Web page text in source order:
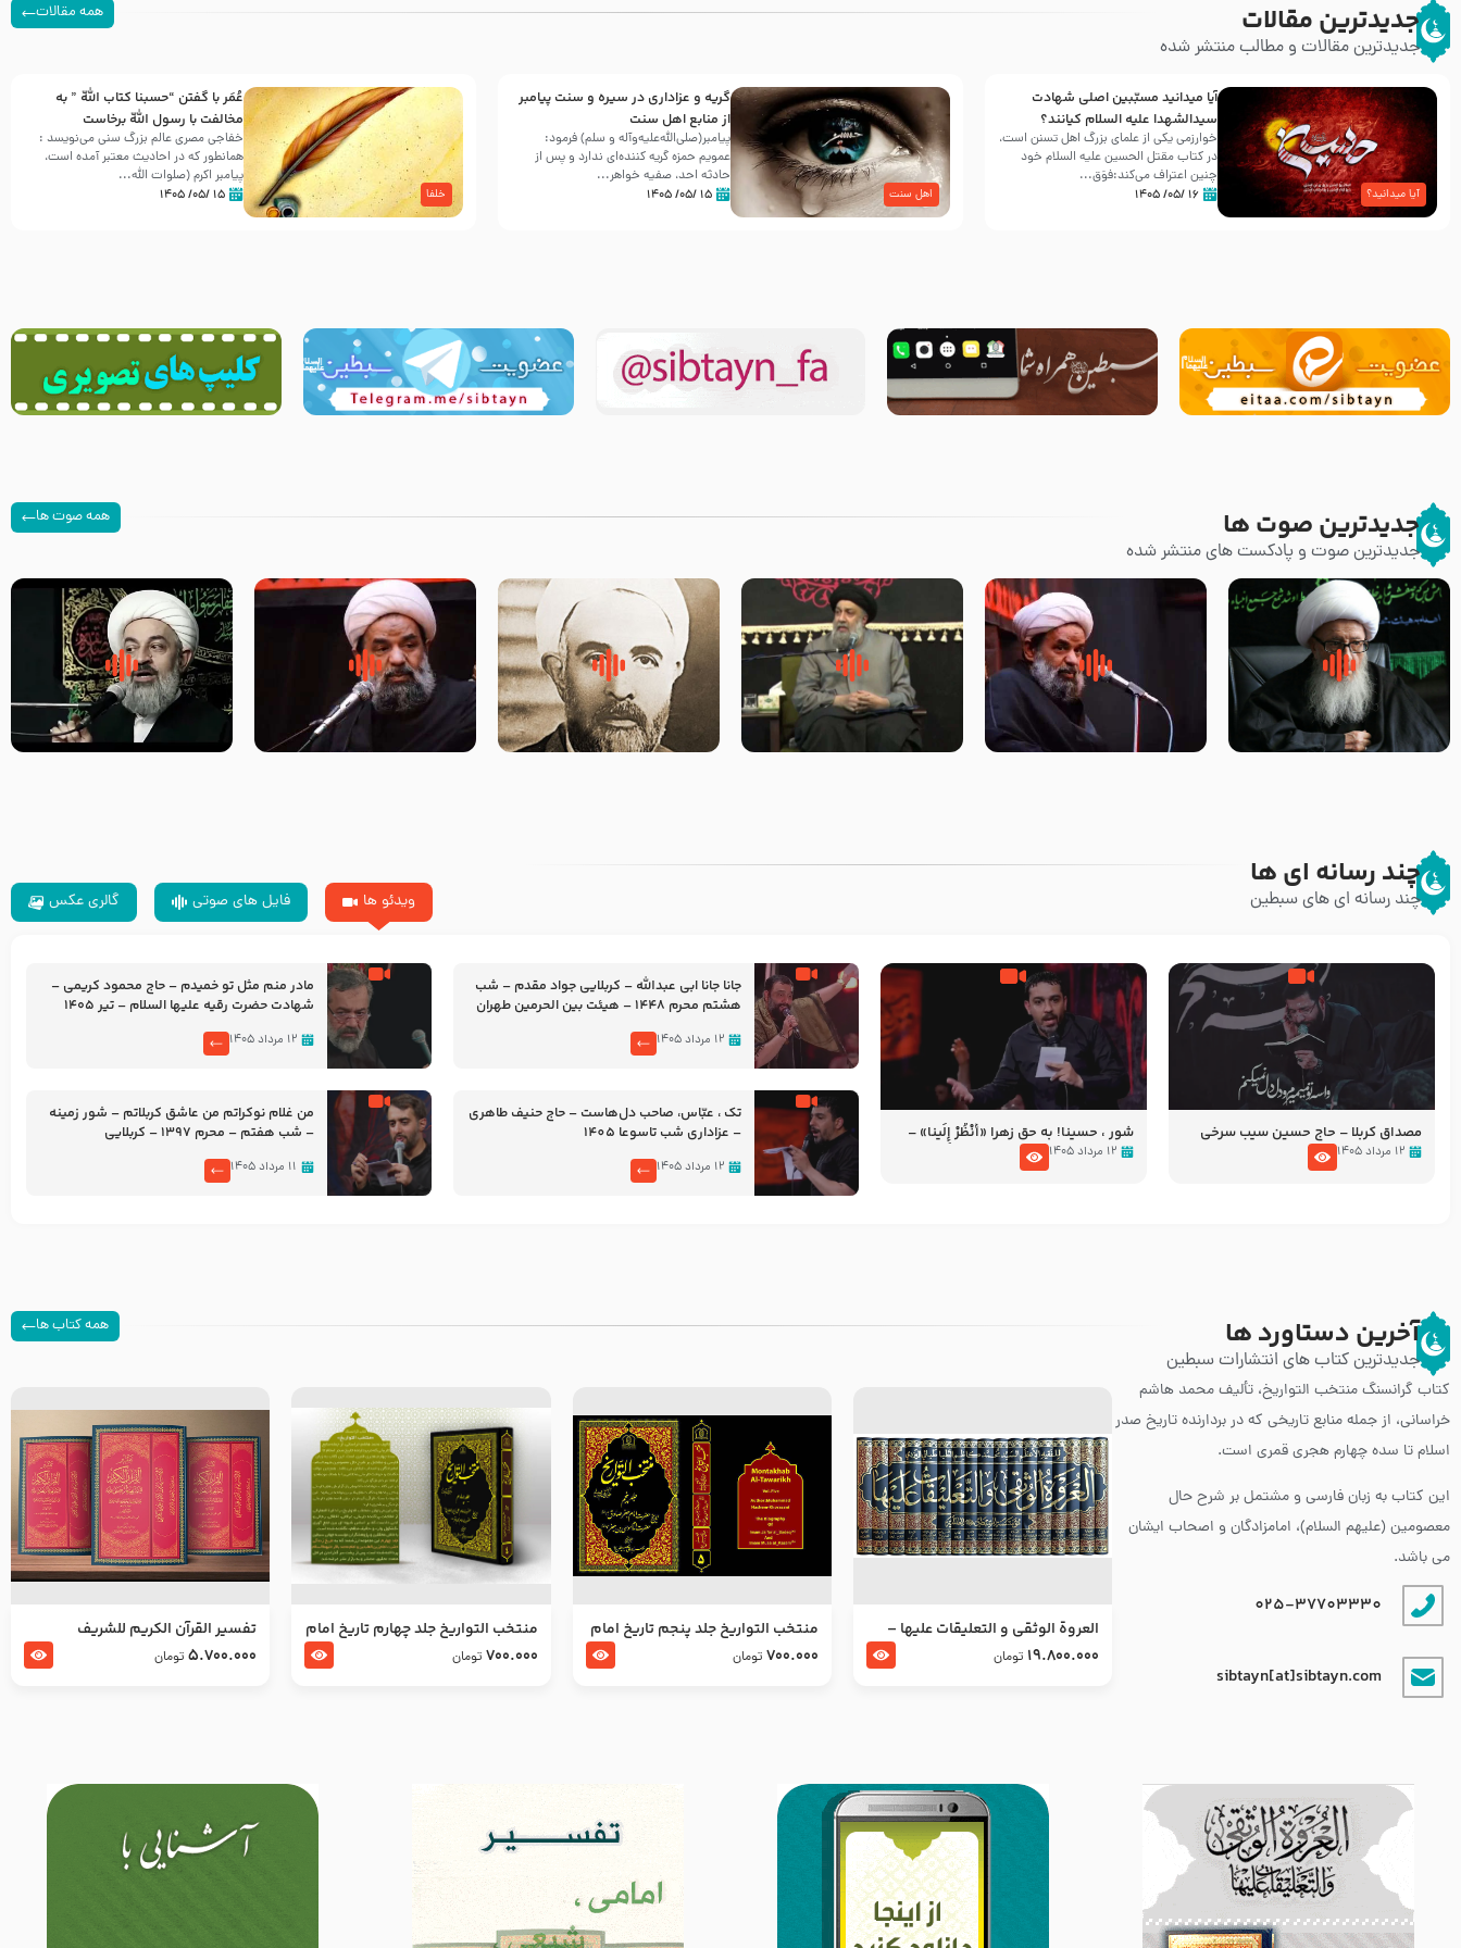
جدیدترین مقالات
جدیدترین مقالات و مطالب منتشر شده
همه مقالات
آیا میدانید؟
آیا میدانید مسبّبین اصلی شهادت
سیدالشهدا علیه ‌السلام کیانند؟
خوارزمی یکی از علمای بزرگ اهل تسنن است،
در کتاب مقتل الحسین علیه ‌السلام خود
چنین اعتراف می‌کند:فوَق...
۱۶ /۰۵/ ۱۴۰۵ اهل سنت
گریه و عزاداری در سیره و سنت پیامبر
از منابع اهل سنت
پیامبر(صلی‌الله‌علیه‌وآله و سلم) فرمود:
عمویم حمزه گریه کننده‌ای ندارد و پس از
حادثه احد، صفیه خواهر...
۱۵ /۰۵/ ۱۴۰۵ خلفا
عُمَر با گفتن “حسبنا كتاب اللّه ” به
مخالفت با رسول اللّه برخاست
خفاجی مصری عالم بزرگ سنی می‌نویسد :
همانطور که در احادیث معتبر آمده است،
پیامبر اکرم (صلوات اللّه...
۱۵ /۰۵/ ۱۴۰۵
جدیدترین صوت ها
جدیدترین صوت و پادکست های منتشر شده
همه صوت ها
زوّار اربعین امام حسین (علیه
السلام) با این اشتیاق به زیارت
روضه جانسوز پاره های جگر امام
حسن مجتبی علیه السلام-حجت
لقب حضرت رقیه سلام الله علیها
به چه معناست – حجت الاسلام
روضه‌ی مجلس یزید ملعون و
اسارت اهل‌بیت علیهم‌السلام –
سلام جوانی که امام حسین علیه
السلام خودش جوابش را دادند
زیارتی که اسباب رزق زیاد و عمر
طولانی است حجت السلام حسین
چند رسانه ای ها
چند رسانه ای های سبطین ویدئو ها فایل های صوتی گالری عکس
مصداق کربلا – حاج حسین سیب سرخی
۱۲ مرداد ۱۴۰۵
شور ، حسینا! به‌ حق زهرا «أُنْظُرْ إِلَینا» –
عزاداری شب هفتم ماه محرّم 1405
۱۲ مرداد ۱۴۰۵
جانا جانا ابی عبدالله – کربلایی جواد مقدم – شب
هشتم محرم 1448 – هیئت بین الحرمین طهران
۱۲ مرداد ۱۴۰۵
مادر منم مثل تو خمیدم – حاج محمود کریمی –
شهادت حضرت رقیه علیها السلام – تیر ۱۴۰۵
۱۲ مرداد ۱۴۰۵
تک ، عبّاس، صاحب دل‌هاست – حاج حنیف طاهری
– عزاداری شب تاسوعا 1405
۱۲ مرداد ۱۴۰۵
من غلام نوکراتم من عاشق کربلاتم – شور زمینه
– شب هفتم – محرم 1397 – کربلایی
۱۱ مرداد ۱۴۰۵
آخرین دستاورد ها
جدیدترین کتاب های انتشارات سبطین
همه کتاب ها
کتاب گرانسنگ منتخب التواريخ، تألیف محمد هاشم
خراسانی، از جمله منابع تاریخی که در بردارنده تاریخ صدر
اسلام تا سده چهارم هجری قمری است.
این کتاب به زبان فارسی و مشتمل بر شرح حال
معصومین (علیهم السلام)، امامزادگان و اصحاب ایشان
می باشد.
025-37703330
sibtayn[at]sibtayn.com
العروة الوثقى و التعليقات عليها –
طرح جدید
19.800.000 تومان
منتخب التواریخ جلد پنجم تاریخ امام
جعفر صادق و امام موسی بن جعفر
700.000 تومان
منتخب التواریخ جلد چهارم تاریخ امام
زین العابدین و امام محمد باقر
700.000 تومان
تفسير القرآن الكريم للشريف
المرتضي قدس سرّه
5.700.000 تومان